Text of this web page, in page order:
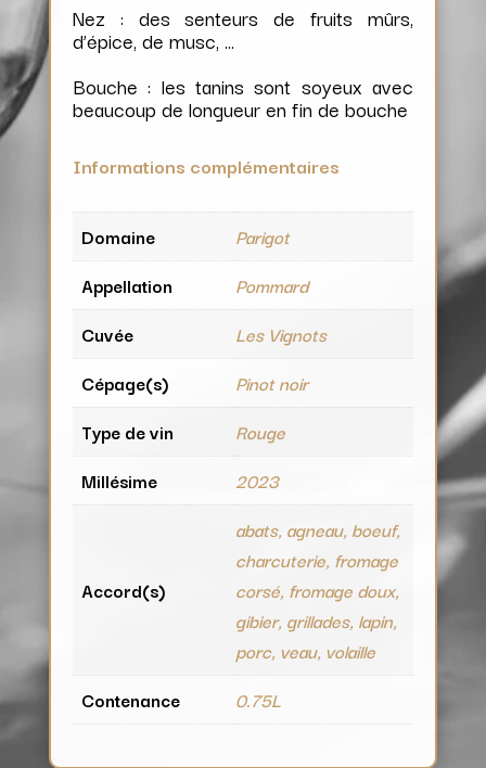
Nez : des senteurs de fruits mûrs,
d’épice, de musc, …
Bouche : les tanins sont soyeux avec
beaucoup de longueur en fin de bouche
Informations complémentaires
Domaine
Parigot
Appellation
Pommard
Cuvée
Les Vignots
Cépage(s)
Pinot noir
Type de vin
Rouge
Millésime
2023
Accord(s)
abats, agneau, boeuf,
charcuterie, fromage
corsé, fromage doux,
gibier, grillades, lapin,
porc, veau, volaille
Contenance
0.75L